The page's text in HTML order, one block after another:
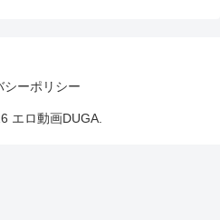
シーポリシー
エロ動画DUGA.